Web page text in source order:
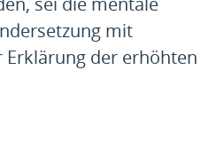
mit
Erklärung der erhöhten